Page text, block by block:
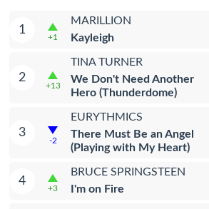
1
+1
MARILLION
Kayleigh
2
+13
TINA TURNER
We Don't Need Another
Hero (Thunderdome)
3
-2
EURYTHMICS
There Must Be an Angel
(Playing with My Heart)
4
+3
BRUCE SPRINGSTEEN
I'm on Fire